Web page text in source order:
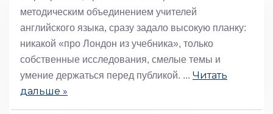
методическим объединением учителей
английского языка, сразу задало высокую планку:
никакой «про Лондон из учебника», только
собственные исследования, смелые темы и
умение держаться перед публикой. ... Читать
дальше »